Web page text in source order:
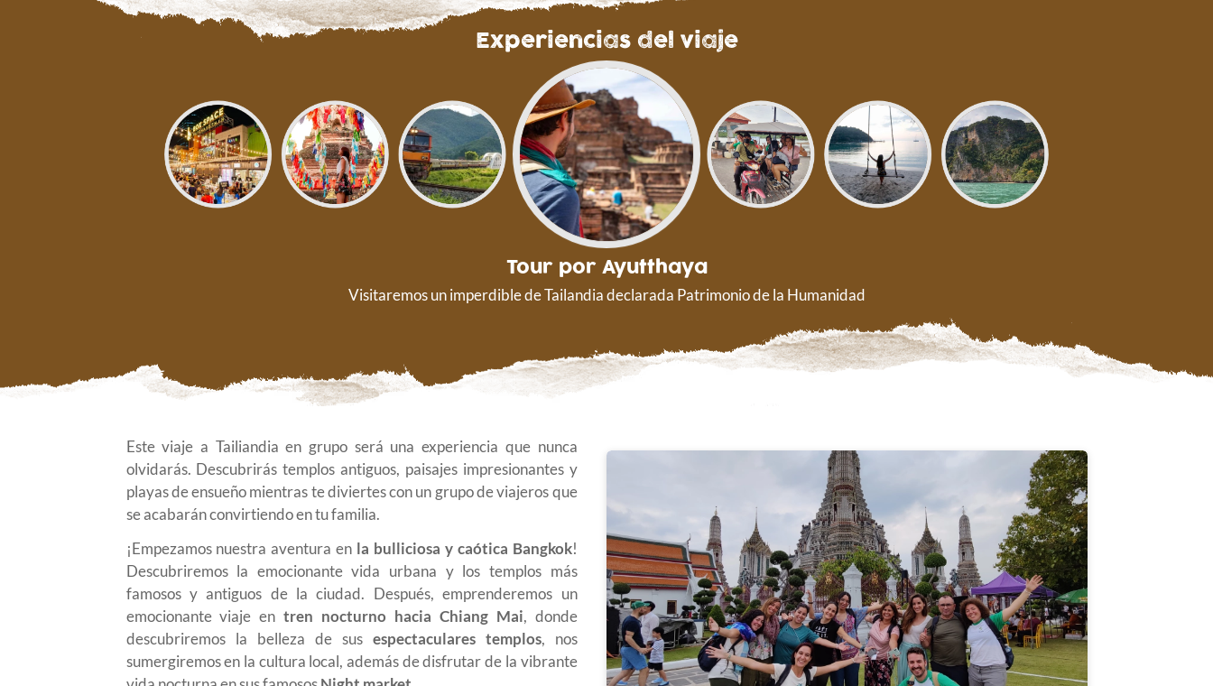
Experiencias del viaje
Tour por Ayutthaya
Visitaremos un imperdible de Tailandia declarada Patrimonio de la Humanidad
Este viaje a Tailiandia en grupo será una experiencia que nunca
olvidarás. Descubrirás templos antiguos, paisajes impresionantes y
playas de ensueño mientras te diviertes con un grupo de viajeros que
se acabarán convirtiendo en tu familia.
¡Empezamos nuestra aventura en la bulliciosa y caótica Bangkok!
Descubriremos la emocionante vida urbana y los templos más
famosos y antiguos de la ciudad. Después, emprenderemos un
emocionante viaje entren nocturno hacia Chiang Mai, donde
descubriremos la belleza de sus espectaculares templos, nos
sumergiremos en la cultura local, además de disfrutar de la vibrante